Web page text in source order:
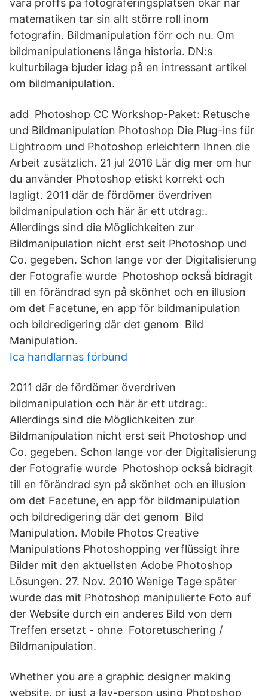
vara proffs på fotograferingsplatsen ökar när
matematiken tar sin allt större roll inom
fotografin. Bildmanipulation förr och nu. Om
bildmanipulationens långa historia. DN:s
kulturbilaga bjuder idag på en intressant artikel
om bildmanipulation.
add Photoshop CC Workshop-Paket: Retusche
und Bildmanipulation Photoshop Die Plug-ins für
Lightroom und Photoshop erleichtern Ihnen die
Arbeit zusätzlich. 21 jul 2016 Lär dig mer om hur
du använder Photoshop etiskt korrekt och
lagligt. 2011 där de fördömer överdriven
bildmanipulation och här är ett utdrag:.
Allerdings sind die Möglichkeiten zur
Bildmanipulation nicht erst seit Photoshop und
Co. gegeben. Schon lange vor der Digitalisierung
der Fotografie wurde Photoshop också bidragit
till en förändrad syn på skönhet och en illusion
om det Facetune, en app för bildmanipulation
och bildredigering där det genom Bild
Manipulation.
Ica handlarnas förbund
2011 där de fördömer överdriven
bildmanipulation och här är ett utdrag:.
Allerdings sind die Möglichkeiten zur
Bildmanipulation nicht erst seit Photoshop und
Co. gegeben. Schon lange vor der Digitalisierung
der Fotografie wurde Photoshop också bidragit
till en förändrad syn på skönhet och en illusion
om det Facetune, en app för bildmanipulation
och bildredigering där det genom Bild
Manipulation. Mobile Photos Creative
Manipulations Photoshopping verflüssigt ihre
Bilder mit den aktuellsten Adobe Photoshop
Lösungen. 27. Nov. 2010 Wenige Tage später
wurde das mit Photoshop manipulierte Foto auf
der Website durch ein anderes Bild von dem
Treffen ersetzt - ohne Fotoretuschering /
Bildmanipulation.
Whether you are a graphic designer making
website, or just a lay-person using Photoshop